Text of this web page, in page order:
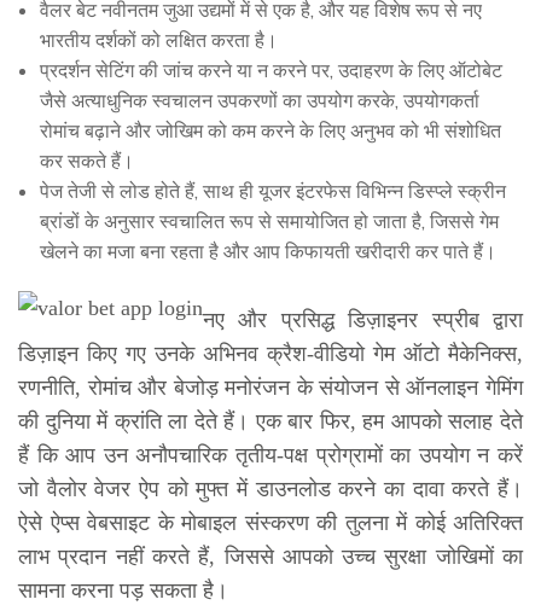
वैलर बेट नवीनतम जुआ उद्यमों में से एक है, और यह विशेष रूप से नए
भारतीय दर्शकों को लक्षित करता है।
प्रदर्शन सेटिंग की जांच करने या न करने पर, उदाहरण के लिए ऑटोबेट
जैसे अत्याधुनिक स्वचालन उपकरणों का उपयोग करके, उपयोगकर्ता
रोमांच बढ़ाने और जोखिम को कम करने के लिए अनुभव को भी संशोधित
कर सकते हैं।
पेज तेजी से लोड होते हैं, साथ ही यूजर इंटरफेस विभिन्न डिस्प्ले स्क्रीन
ब्रांडों के अनुसार स्वचालित रूप से समायोजित हो जाता है, जिससे गेम
खेलने का मजा बना रहता है और आप किफायती खरीदारी कर पाते हैं।
नए और प्रसिद्ध डिज़ाइनर स्प्रीब द्वारा
डिज़ाइन किए गए उनके अभिनव क्रैश-वीडियो गेम ऑटो मैकेनिक्स,
रणनीति, रोमांच और बेजोड़ मनोरंजन के संयोजन से ऑनलाइन गेमिंग
की दुनिया में क्रांति ला देते हैं। एक बार फिर, हम आपको सलाह देते
हैं कि आप उन अनौपचारिक तृतीय-पक्ष प्रोग्रामों का उपयोग न करें
जो वैलोर वेजर ऐप को मुफ्त में डाउनलोड करने का दावा करते हैं।
ऐसे ऐप्स वेबसाइट के मोबाइल संस्करण की तुलना में कोई अतिरिक्त
लाभ प्रदान नहीं करते हैं, जिससे आपको उच्च सुरक्षा जोखिमों का
सामना करना पड़ सकता है।